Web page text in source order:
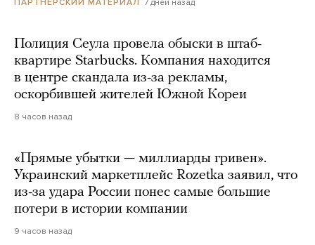
Полиция Сеула провела обыски в штаб-
квартире Starbucks. Компания находится
в центре скандала из-за рекламы,
оскорбившей жителей Южной Кореи
8 часов назад
«Прямые убытки — миллиарды гривен».
Украинский маркетплейс Rozetka заявил, что
из-за удара России понес самые большие
потери в истории компании
9 часов назад